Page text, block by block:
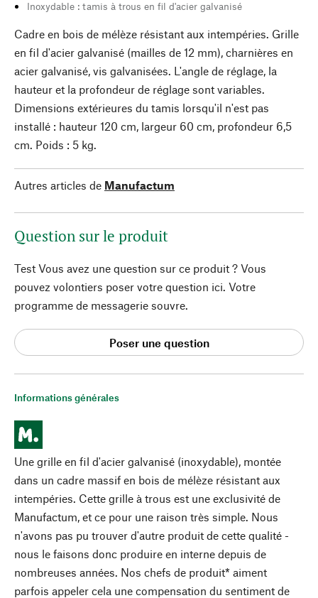
Informations générales
Une grille en fil d'acier galvanisé (inoxydable), montée
dans un cadre massif en bois de mélèze résistant aux
intempéries. Cette grille à trous est une exclusivité de
Manufactum, et ce pour une raison très simple. Nous
n'avons pas pu trouver d'autre produit de cette qualité -
nous le faisons donc produire en interne depuis de
nombreuses années. Nos chefs de produit* aiment
parfois appeler cela une compensation du sentiment de
Inoxydable : tamis à trous en fil d'acier galvanisé
Cadre en bois de mélèze résistant aux intempéries. Grille
en fil d'acier galvanisé (mailles de 12 mm), charnières en
acier galvanisé, vis galvanisées. L'angle de réglage, la
hauteur et la profondeur de réglage sont variables.
Dimensions extérieures du tamis lorsqu'il n'est pas
installé : hauteur 120 cm, largeur 60 cm, profondeur 6,5
cm. Poids : 5 kg.
Autres articles de Manufactum
Question sur le produit
Test Vous avez une question sur ce produit ? Vous
pouvez volontiers poser votre question ici. Votre
programme de messagerie souvre.
Poser une question